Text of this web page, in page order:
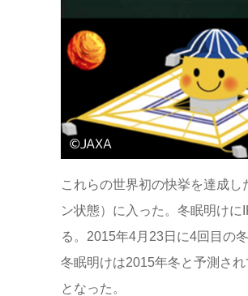
これらの世界初の快挙を達成
ン状態）に入った。冬眠明け
る。2015年4月23日に4回目の
冬眠明けは2015年冬と予測さ
となった。